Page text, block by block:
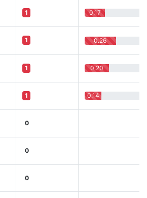
1 0.17
1 0.26
1 0.20
1 0.14
0
0
0